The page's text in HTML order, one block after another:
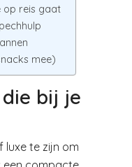
op reis gaat
mee)
bij je
te zijn om